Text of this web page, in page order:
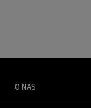
O NAS